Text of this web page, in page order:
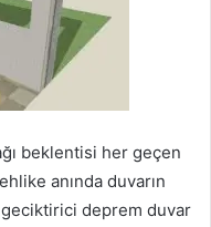
beklentisi her geçen
anında duvarın
geciktirici deprem duvar